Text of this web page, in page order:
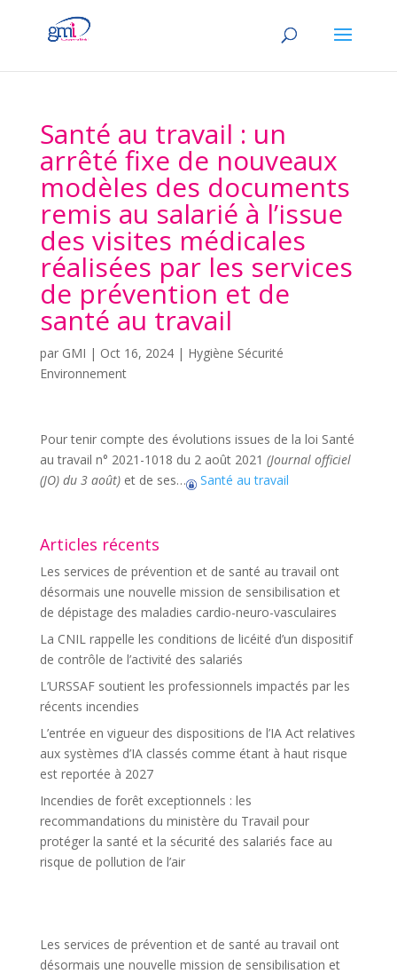
Santé au travail : un
arrêté fixe de nouveaux
modèles des documents
remis au salarié à l’issue
des visites médicales
réalisées par les services
de prévention et de
santé au travail
par GMI | Oct 16, 2024| Hygiène Sécurité
Environnement
Pour tenir compte des évolutions issues de la loi Santé
au travail n° 2021-1018 du 2 août 2021 (Journal officiel
(JO) du 3 août)et de ses… Santé au travail
Articles récents
Les services de prévention et de santé au travail ont
désormais une nouvelle mission de sensibilisation et
de dépistage des maladies cardio-neuro-vasculaires
La CNIL rappelle les conditions de licéité d’un dispositif
de contrôle de l’activité des salariés
L’URSSAF soutient les professionnels impactés par les
récents incendies
L’entrée en vigueur des dispositions de l’IA Act relatives
aux systèmes d’IA classés comme étant à haut risque
est reportée à 2027
Incendies de forêt exceptionnels : les
recommandations du ministère du Travail pour
protéger la santé et la sécurité des salariés face au
risque de pollution de l’air
Les services de prévention et de santé au travail ont
désormais une nouvelle mission de sensibilisation et